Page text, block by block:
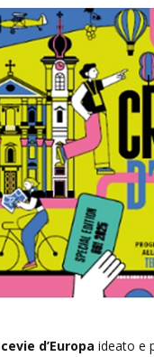
d’Europaideato e